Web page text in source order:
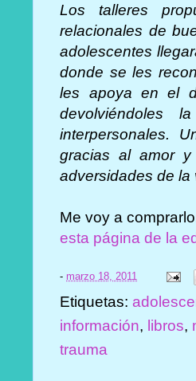
Los talleres
relacionales de
adolescentes
donde se les
les apoya en el
devolviéndoles
interpersonales.
gracias al amor
adversidades de la
Me voy a
esta página de la
- marzo 18, 2011
Etiquetas:
información, libros,
trauma